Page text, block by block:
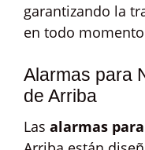
garantizando la
en todo
Alarmas para
de Arriba
Las alarmas